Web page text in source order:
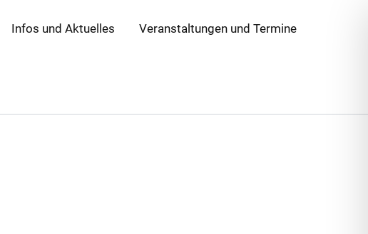
Infos und Aktuelles Veranstaltungen und Termine